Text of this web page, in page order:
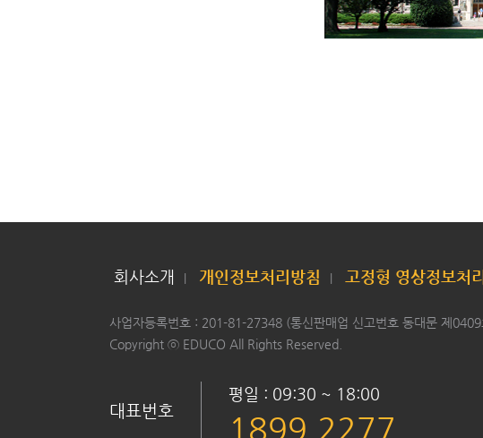
회사소개 개인정보처리방침 고정형 영상정보처
사업자등록번호 : 201-81-27348 (통신판매업 신고번호 동대문 제0409
Copyright ⓒ EDUCO All Rights Reserved.
대표번호
평일 : 09:30 ~ 18:00
1899.2277